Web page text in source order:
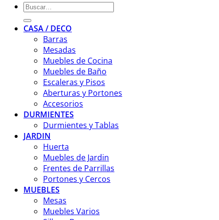
Buscar
por:
CASA / DECO
Barras
Mesadas
Muebles de Cocina
Muebles de Baño
Escaleras y Pisos
Aberturas y Portones
Accesorios
DURMIENTES
Durmientes y Tablas
JARDIN
Huerta
Muebles de Jardin
Frentes de Parrillas
Portones y Cercos
MUEBLES
Mesas
Muebles Varios